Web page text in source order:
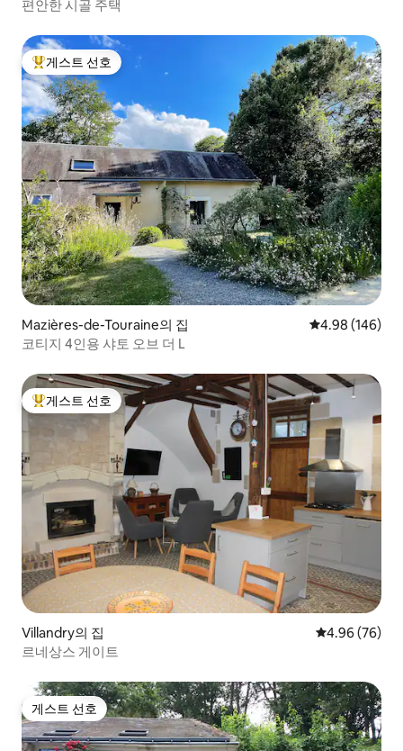
편안한 시골 주택
상위 게스트 선호
게스트 선호
Mazières-de-Touraine의 집 평점 4.98점(5
4.98 (146)
코티지 4인용 샤토 오브 더 L
상위 게스트 선호
게스트 선호
Villandry의 집 평점 4.96점(5
4.96 (76)
르네상스 게이트
게스트 선호
게스트 선호